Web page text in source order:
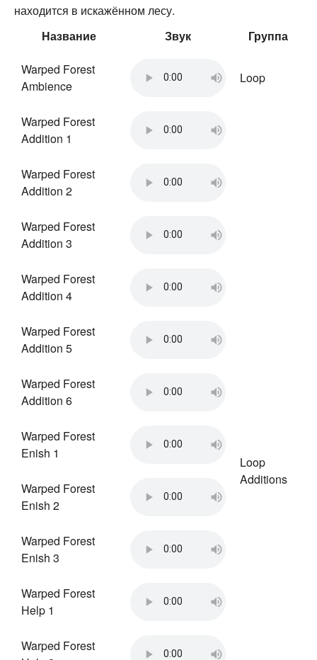
находится в искажённом лесу.
Название
Звук Группа
Warped Forest
Ambience
Loop
Warped Forest
Addition 1
Loop
Additions
Warped Forest
Addition 2
Warped Forest
Addition 3
Warped Forest
Addition 4
Warped Forest
Addition 5
Warped Forest
Addition 6
Warped Forest
Enish 1
Warped Forest
Enish 2
Warped Forest
Enish 3
Warped Forest
Help 1
Warped Forest